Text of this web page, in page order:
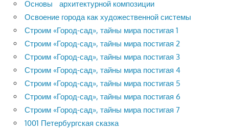
Основы архитектурной композиции
Освоение города как художественной системы
Строим «Город-сад», тайны мира постигая 1
Строим «Город-сад», тайны мира постигая 2
Строим «Город-сад», тайны мира постигая 3
Строим «Город-сад», тайны мира постигая 4
Строим «Город-сад», тайны мира постигая 5
Строим «Город-сад», тайны мира постигая 6
Строим «Город-сад», тайны мира постигая 7
1001 Петербургская сказка